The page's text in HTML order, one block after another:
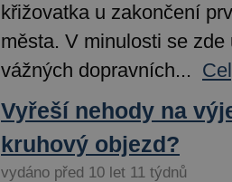
křižovatka u zakončení
města. V minulosti se zde
vážných dopravních...
Vyřeší nehody na
kruhový objezd?
vydáno před 10 let 11 týdnů